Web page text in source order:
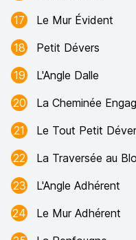
17
Le Mur Évident
18
Petit Dévers
19
L'Angle Dalle
20
La Cheminée
21
Le Tout Petit
22
La Traversée au
23
L'Angle Adhérent
24
Le Mur Adhérent